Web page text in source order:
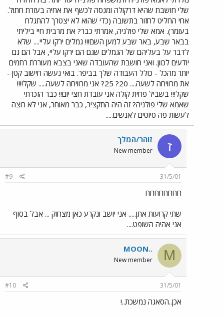
שלי חושבת שהיא דרקולה ומנסה לכשף את אחיה בעזרת חתול.
אחי החליט לחזור בתשובה (כדי שהוא לא יצטרך להתגלח
בעומר). אמא שלי פולניה, אמרתי כבר? את מרבית חיי ביליתי
בבאר שבע, באר שבע למען השם!!! גמלים ירקו עליי.... שלא
לדבר על בעליהם של הגמלים שגם הם ירקו עליי, אבל הם גם
יודעים לכוון. ואני חושבת שהעובדה שאני בצבא מעוררת רחמים
יותר מהכל - כולל העבודה שלך בביפר. בואי נעשה חישוב קטן -
את מרוויחה לשעה.... 20? 25? אני מרוויחה לשעה..... שקל!!!!
שקל!!! בשביל פחית קולה אני עובדת חצי יום!! כבר הזכרתי
שאמא שלי פולניה? זה היה התקציר, כבר מאוחר, אני לא רוצה
לעשות פה סיוטים לאנשים.....
ז זוהר/המלך
New member
31/5/01
#9
חחחחחחחח
שתי קרועות אתן..... אני יושב ונקרע כאן מצחוק ... אבל בסוף
אני אהיה השופט....
M
MOON..
New member
31/5/01
#10
אכן..הסאגה נמשכת..!